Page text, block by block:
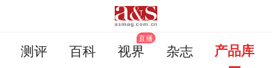
测评 百科 视界 杂志 产品库